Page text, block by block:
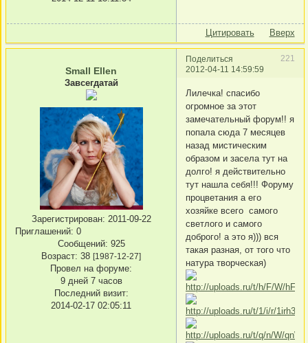
Цитировать Вверх
Поделиться
221
2012-04-11 14:59:59
Small Ellen
Завсегдатай
Зарегистрирован: 2011-09-22
Приглашений: 0
Сообщений: 925
Возраст: 38 [1987-12-27]
Провел на форуме:
9 дней 7 часов
Последний визит:
2014-02-17 02:05:11
Лилечка! спасибо
огромное за этот
замечательный форум!! я
попала сюда 7 месяцев
назад мистическим
образом и засела тут на
долго! я действительно
тут нашла себя!!! Форуму
процветания а его
хозяйке всего самого
светлого и самого
доброго! а это я))) вся
такая разная, от того что
натура творческая)